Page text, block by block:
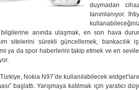
duymadan
tanımlanıyor.
anında ulaşmak, en son hava
sitelerini sürekli güncellemek, bankacılık
ya da spor haberlerini takip etmek ve en
Nokia N97’de kullanılabilecek
başlattı. Yarışmaya katılmak için